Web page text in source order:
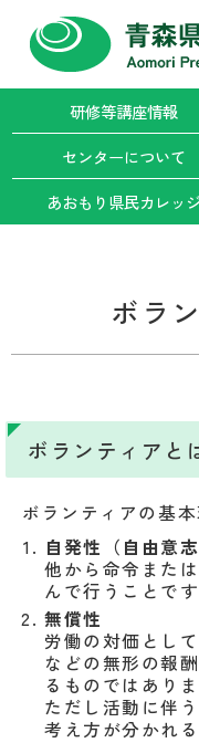
研修等講座情報
センターについて
あおもり県民カレッジ
ボラ
ボランティアと
ボランティアの基
自発性（自由意志
他から命令また
んで行うことです
無償性
労働の対価とし
などの無形の報
るものではありま
ただし活動に伴
考え方が分かれ